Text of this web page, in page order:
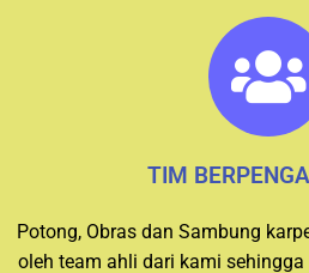
TIM
Potong, Obras dan Sambung
oleh team ahli dari kami